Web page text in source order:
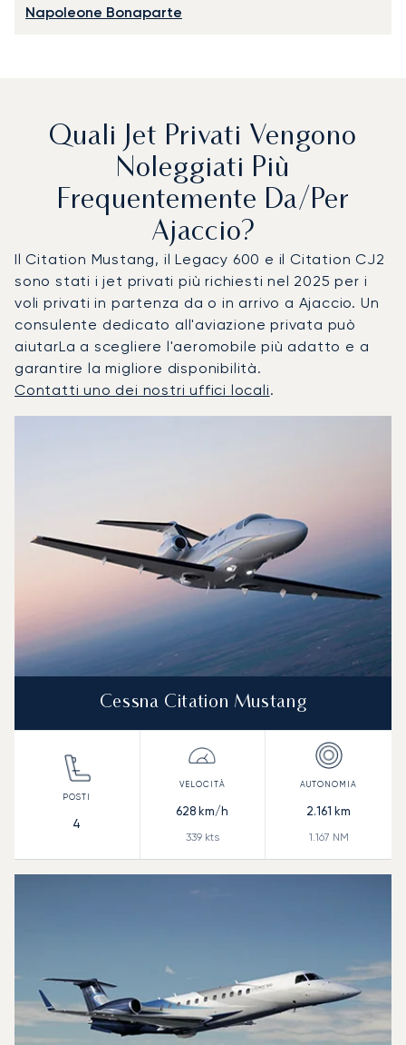
Napoleone Bonaparte
Quali Jet Privati Vengono
Noleggiati Più
Frequentemente Da/per
Ajaccio?
Il Citation Mustang, il Legacy 600 e il Citation CJ2
sono stati i jet privati più richiesti nel 2025 per i
voli privati in partenza da o in arrivo a Ajaccio. Un
consulente dedicato all'aviazione privata può
aiutarLa a scegliere l'aeromobile più adatto e a
garantire la migliore disponibilità.
Contatti uno dei nostri uffici locali.
Cessna Citation Mustang
4
628 km/h
339kts
2.161 km
1.167 NM